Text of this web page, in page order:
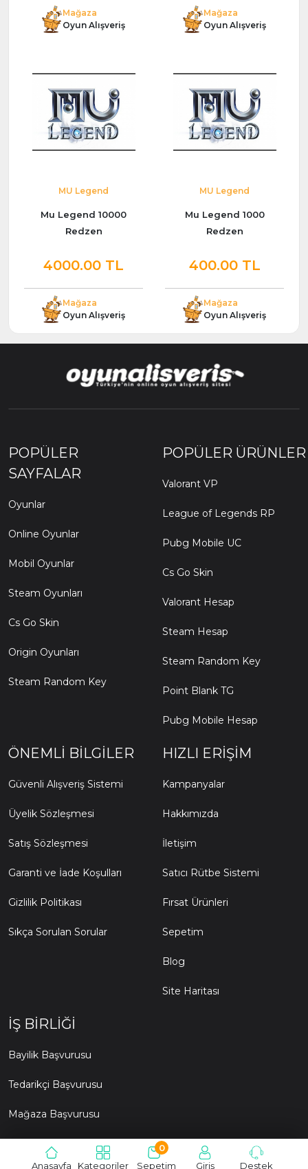
Anasayfa Kategoriler Sepetim
0
Giriş
Destek
Mağaza
Oyun Alışveriş
Mağaza
Oyun Alışveriş
MU Legend
Mu Legend 10000
Redzen
4000.00 TL
Mağaza
Oyun Alışveriş
MU Legend
Mu Legend 1000
Redzen
400.00 TL
Mağaza
Oyun Alışveriş
POPÜLER
SAYFALAR
Oyunlar
Online Oyunlar
Mobil Oyunlar
Steam Oyunları
Cs Go Skin
Origin Oyunları
Steam Random Key
POPÜLER ÜRÜNLER
Valorant VP
League of Legends RP
Pubg Mobile UC
Cs Go Skin
Valorant Hesap
Steam Hesap
Steam Random Key
Point Blank TG
Pubg Mobile Hesap
ÖNEMLI BILGILER
Güvenli Alışveriş Sistemi
Üyelik Sözleşmesi
Satış Sözleşmesi
Garanti ve İade Koşulları
Gizlilik Politikası
Sıkça Sorulan Sorular
HIZLI ERIŞIM
Kampanyalar
Hakkımızda
İletişim
Satıcı Rütbe Sistemi
Fırsat Ürünleri
Sepetim
Blog
Site Haritası
İŞ BIRLIĞI
Bayilik Başvurusu
Tedarikçi Başvurusu
Mağaza Başvurusu
© 2015- 2026 oyunalisveris.com Tüm hakları saklıdır.